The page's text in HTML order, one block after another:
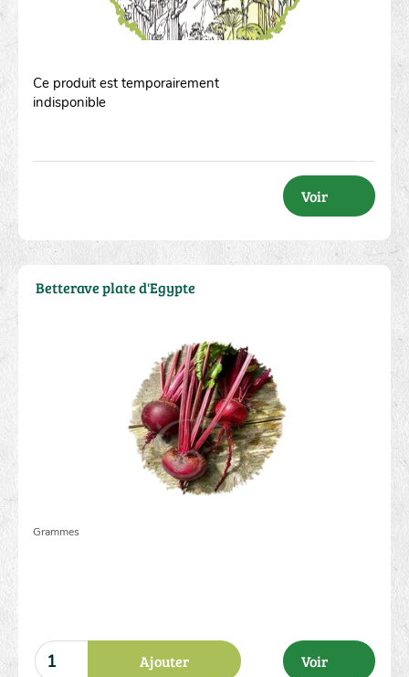
Ce produit est temporairement
indisponible
Voir
Grammes
Ajouter Voir
Betterave plate d'Egypte